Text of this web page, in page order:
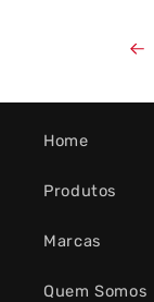
Home
Produtos
Marcas
Quem Somos